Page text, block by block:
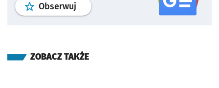
Obserwuj profil serwisu
ZOBACZ TAKŻE